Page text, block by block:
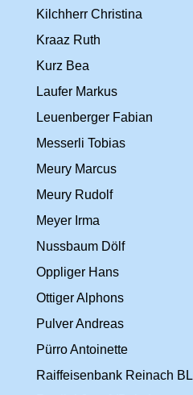
Kilchherr Christina
Kraaz Ruth
Kurz Bea
Laufer Markus
Leuenberger Fabian
Messerli Tobias
Meury Marcus
Meury Rudolf
Meyer Irma
Nussbaum Dölf
Oppliger Hans
Ottiger Alphons
Pulver Andreas
Pürro Antoinette
Raiffeisenbank Reinach BL